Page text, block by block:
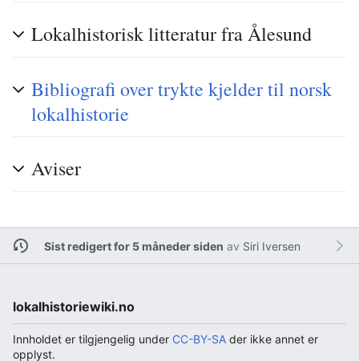
Lokalhistorisk litteratur fra Ålesund
Bibliografi over trykte kjelder til norsk
lokalhistorie
Aviser
Sist redigert for 5 måneder siden av Siri Iversen
lokalhistoriewiki.no
Innholdet er tilgjengelig under CC-BY-SA der ikke annet er
opplyst.